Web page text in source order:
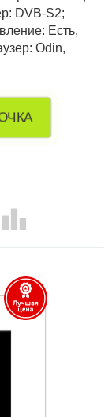
DVB-S2;
Есть,
Odin,
leaderboard